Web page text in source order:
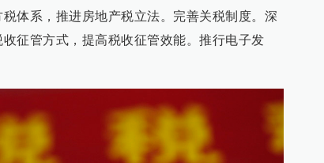
体系，推进房地产税立法。完善关税制度。深
征管方式，提高税收征管效能。推行电子发